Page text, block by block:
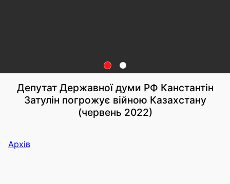
Депутат Державної думи РФ Канстантін
Затулін погрожує війною Казахстану
(червень 2022)
Архів